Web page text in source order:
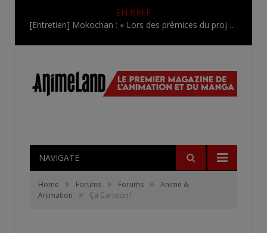
EN BREF
[Entretien] Mokochan : « Lors des prémices du projet, il était déjà demandé de suivre au mieux le manga originel.»
NAVIGATE
Home » Forums » Forums »
Anime &
Animation
» Ça Cartoon !